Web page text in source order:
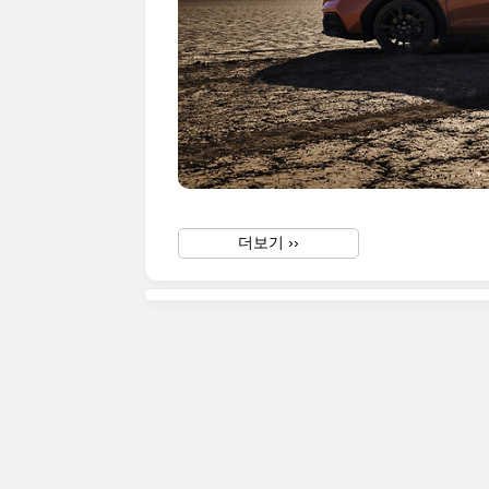
더보기 ››